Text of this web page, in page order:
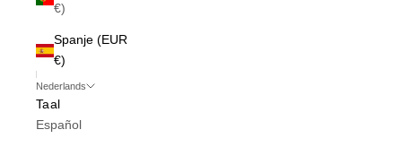
€)
Spanje (EUR
€)
Nederlands
Taal
Español